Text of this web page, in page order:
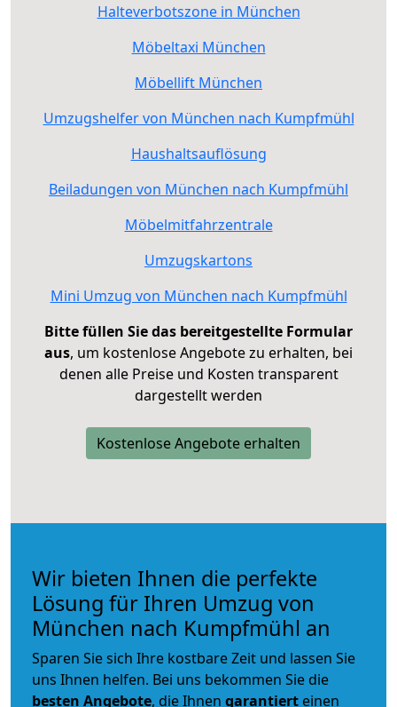
Halteverbotszone in München
Möbeltaxi München
Möbellift München
Umzugshelfer von München nach Kumpfmühl
Haushaltsauflösung
Beiladungen von München nach Kumpfmühl
Möbelmitfahrzentrale
Umzugskartons
Mini Umzug von München nach Kumpfmühl
Bitte füllen Sie das bereitgestellte Formular
aus, um kostenlose Angebote zu erhalten, bei
denen alle Preise und Kosten transparent
dargestellt werden
Kostenlose Angebote erhalten
Wir bieten Ihnen die perfekte
Lösung für Ihren Umzug von
München nach Kumpfmühl an
Sparen Sie sich Ihre kostbare Zeit und lassen Sie
uns Ihnen helfen. Bei uns bekommen Sie die
besten Angebote, die Ihnen garantiert einen